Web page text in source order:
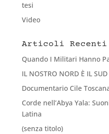
tesi
Video
Articoli Recenti
Quando I Militari Hanno
IL NOSTRO NORD È IL SUD
Documentario Cile
Corde nell’Abya Yala:
Latina
(senza titolo)